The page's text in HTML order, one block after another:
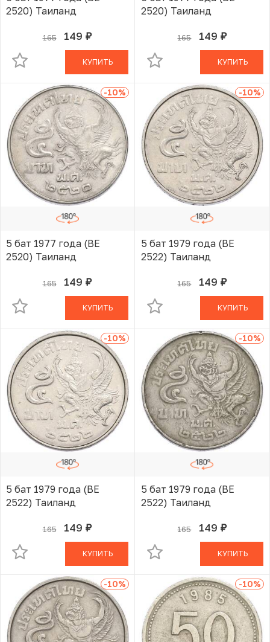
2520) Таиланд
165 149 руб.
В КОРЗИНЕ
КУПИТЬ
2520) Таиланд
165 149 руб.
В КОРЗИНЕ
КУПИТЬ
-10%
5 бат 1977 года (BE
2520) Таиланд
165 149 руб.
В КОРЗИНЕ
КУПИТЬ
-10%
5 бат 1979 года (BE
2522) Таиланд
165 149 руб.
В КОРЗИНЕ
КУПИТЬ
-10%
5 бат 1979 года (BE
2522) Таиланд
165 149 руб.
В КОРЗИНЕ
КУПИТЬ
-10%
5 бат 1979 года (BE
2522) Таиланд
165 149 руб.
В КОРЗИНЕ
КУПИТЬ
-10% -10%